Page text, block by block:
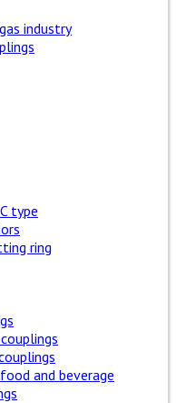
industry
type
ring
and beverage